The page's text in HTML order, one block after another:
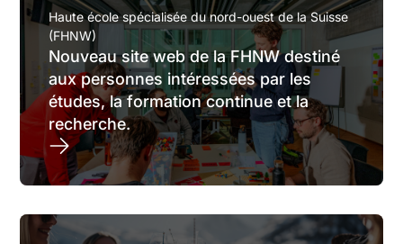
Systèmes PIM (Product Information
Management)
Migration et transfert de données
Interfaces et API
Haute école spécialisée du nord-ouest de la Suisse
(FHNW)
Nouveau site web de la FHNW destiné
aux personnes intéressées par les
études, la formation continue et la
recherche.